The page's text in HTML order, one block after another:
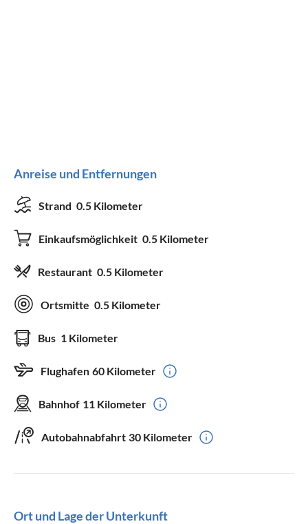
Anreise und Entfernungen
Strand 0.5 Kilometer
Einkaufsmöglichkeit 0.5 Kilometer
Restaurant 0.5 Kilometer
Ortsmitte 0.5 Kilometer
Bus 1 Kilometer
Flughafen 60 Kilometer
Bahnhof 11 Kilometer
Autobahnabfahrt 30 Kilometer
Ort und Lage der Unterkunft